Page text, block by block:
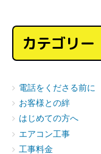
カテゴリー
電話をくださる前に
お客様との絆
はじめての方へ
エアコン工事
工事料金